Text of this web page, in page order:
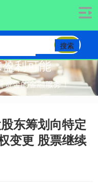
搜索
利可能
资金的金融服务！
东筹划向特定
变更 股票继续